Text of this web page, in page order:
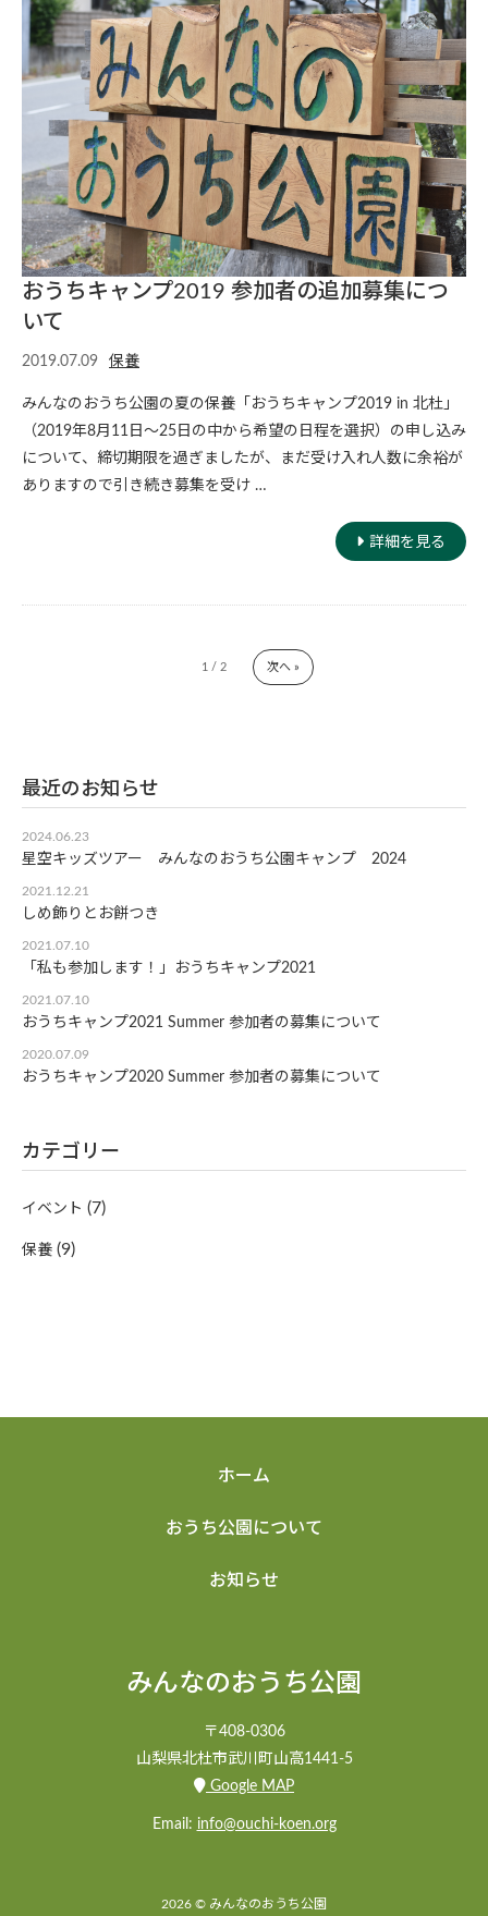
おうちキャンプ2019 参加者の追加募集につ
いて
2019.07.09 保養
みんなのおうち公園の夏の保養「おうちキャンプ2019 in 北杜」
（2019年8月11日〜25日の中から希望の日程を選択）の申し込み
について、締切期限を過ぎましたが、まだ受け入れ人数に余裕が
ありますので引き続き募集を受け …
詳細を見る
1 / 2 次へ »
最近のお知らせ
2024.06.23
星空キッズツアー みんなのおうち公園キャンプ 2024
2021.12.21
しめ飾りとお餅つき
2021.07.10
「私も参加します！」おうちキャンプ2021
2021.07.10
おうちキャンプ2021 Summer 参加者の募集について
2020.07.09
おうちキャンプ2020 Summer 参加者の募集について
カテゴリー
イベント (7)
保養 (9)
みんなのおうち公園
〒408-0306
山梨県北杜市武川町山高1441-5
Google MAP
Email: info@ouchi-koen.org
ホーム
おうち公園について
お知らせ
2026 © みんなのおうち公園